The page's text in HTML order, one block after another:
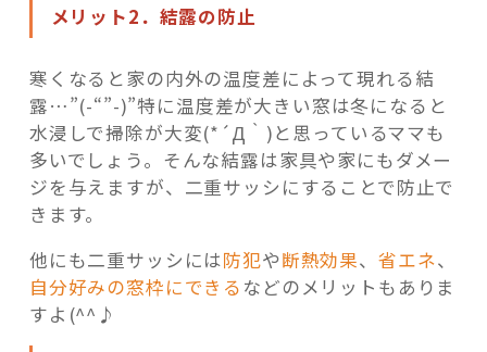
メリット2．結露の防止
寒くなると家の内外の温度差によって現れる結
露…”(-“”-)”特に温度差が大きい窓は冬になると
水浸しで掃除が大変(*´Д｀)と思っているママも
多いでしょう。そんな結露は家具や家にもダメー
ジを与えますが、二重サッシにすることで防止で
きます。
他にも二重サッシには防犯や断熱効果、 省エネ、
自分好みの窓枠にできる などのメリットもありま
すよ(^^♪